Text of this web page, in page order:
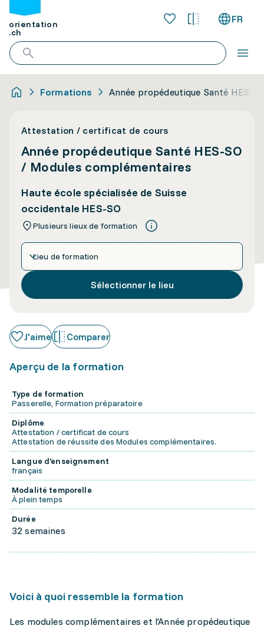
orientation
.ch
FR
Formations Année propédeutique Santé HES-
Attestation / certificat de cours
Année propédeutique Santé HES-SO
/ Modules complémentaires
Haute école spécialisée de Suisse
occidentale HES-SO
Plusieurs lieux de formation
Lieu de formation
Sélectionner le lieu
J'aime Comparer
Aperçu de la formation
Type de formation
Passerelle, Formation préparatoire
Diplôme
Attestation / certificat de cours
Attestation de réussite des Modules complémentaires.
Langue d'enseignement
français
Modalité temporelle
À plein temps
Durée
32 semaines
Voici à quoi ressemble la formation
Les modules complémentaires et l'Année propédeutique